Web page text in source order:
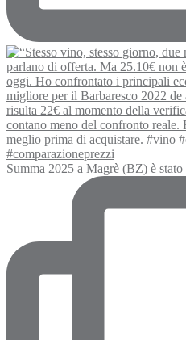
Summa 2025 a Magrè (BZ) è